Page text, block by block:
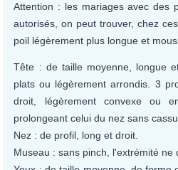
Attention : les mariages avec des
autorisés, on peut trouver, chez
poil légèrement plus longue et
Tête : de taille moyenne, longue
plats ou légèrement arrondis. 3
droit, légèrement convexe ou
prolongeant celui du nez sans
Nez : de profil, long et droit.
Museau : sans pinch, l'extrémité ne